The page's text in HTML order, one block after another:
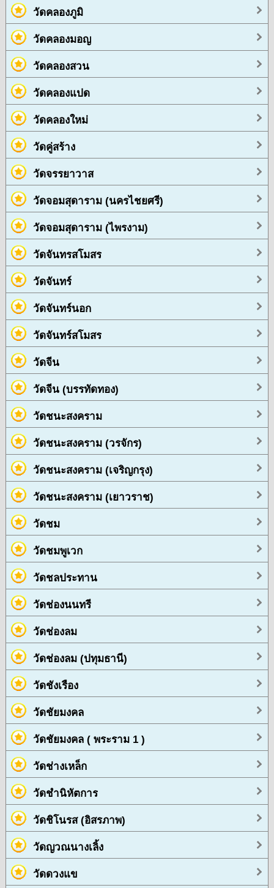
วัดคลองภูมิ
วัดคลองมอญ
วัดคลองสวน
วัดคลองแปด
วัดคลองใหม่
วัดคู่สร้าง
วัดจรรยาวาส
วัดจอมสุดาราม (นครไชยศรี)
วัดจอมสุดาราม (ไพรงาม)
วัดจันทรสโมสร
วัดจันทร์
วัดจันทร์นอก
วัดจันทร์สโมสร
วัดจีน
วัดจีน (บรรทัดทอง)
วัดชนะสงคราม
วัดชนะสงคราม (วรจักร)
วัดชนะสงคราม (เจริญกรุง)
วัดชนะสงคราม (เยาวราช)
วัดชม
วัดชมพูเวก
วัดชลประทาน
วัดช่องนนทรี
วัดช่องลม
วัดช่องลม (ปทุมธานี)
วัดชังเรือง
วัดชัยมงคล
วัดชัยมงคล ( พระราม 1 )
วัดช่างเหล็ก
วัดชำนิหัตการ
วัดชิโนรส (อิสรภาพ)
วัดญวณนางเลิ้ง
วัดดวงแข